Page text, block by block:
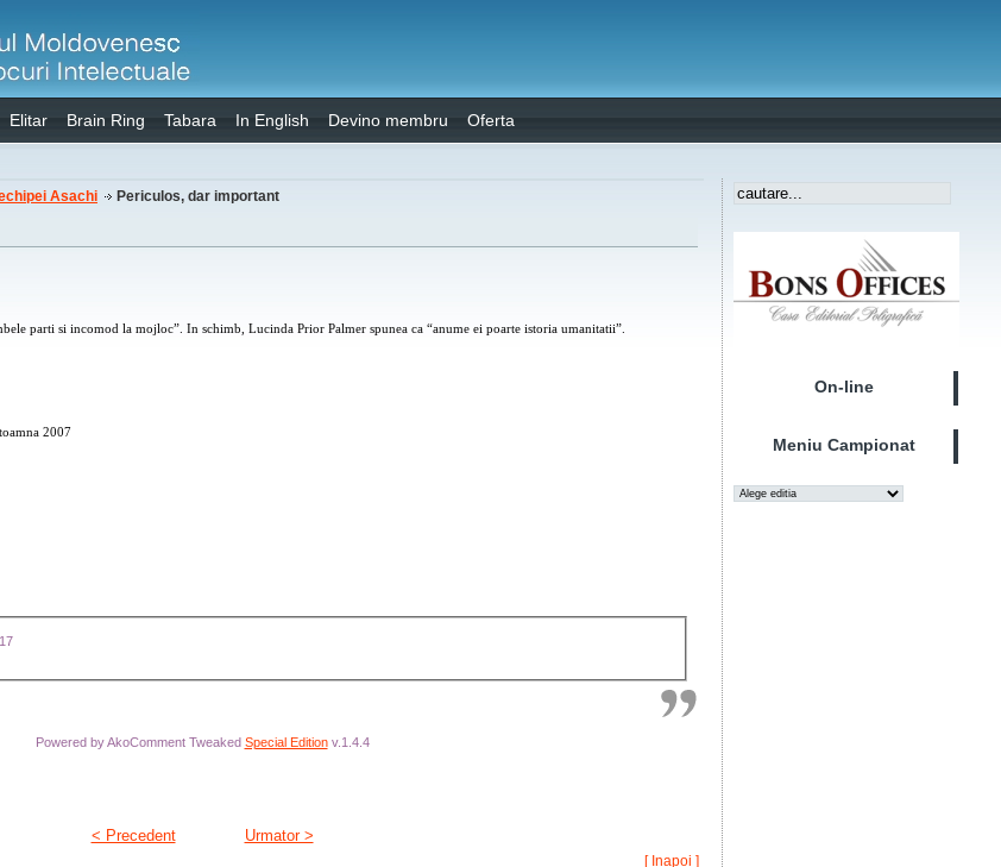
Elitar Brain Ring Tabara In English Devino membru Oferta
Asachi Periculos, dar important
parti si incomod la mojloc”. In schimb, Lucinda Prior Palmer spunea ca “anume ei poarte istoria umanitatii”.
2007
Powered by AkoComment Tweaked Special Editionv.1.4.4
< Precedent Urmator >
[ Inapoi ]
On-line
Meniu Campionat